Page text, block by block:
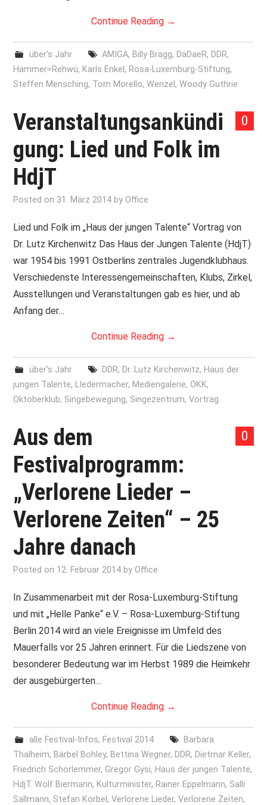
Continue Reading →
über's Jahr AMIGA, Billy Bragg, DaDaeR, DDR,
Hammer=Rehwü, Karls Enkel, Rosa-Luxemburg-Stiftung,
Steffen Mensching, Tom Morello,Wenzel,Woody Guthrie
0
Veranstaltungsankündi
gung: Lied und Folk im
HdjT
Posted on 31. März 2014 byOffice
Lied und Folk im „Haus der jungen Talente“ Vortrag von
Dr. Lutz Kirchenwitz Das Haus der Jungen Talente (HdjT)
war 1954 bis 1991 Ostberlins zentrales Jugendklubhaus.
Verschiedenste Interessengemeinschaften, Klubs, Zirkel,
Ausstellungen und Veranstaltungen gab es hier, und ab
Anfang der…
Continue Reading →
über's Jahr DDR, Dr. Lutz Kirchenwitz, Haus der
jungen Talente, LIedermacher, Mediengalerie,OKK,
Oktoberklub, Singebewegung, Singezentrum,Vortrag
0
Aus dem
Festivalprogramm:
„Verlorene Lieder –
Verlorene Zeiten“ – 25
Jahre danach
Posted on 12. Februar 2014 byOffice
In Zusammenarbeit mit der Rosa-Luxemburg-Stiftung
und mit „Helle Panke“ e.V. – Rosa-Luxemburg-Stiftung
Berlin 2014 wird an viele Ereignisse im Umfeld des
Mauerfalls vor 25 Jahren erinnert. Für die Liedszene von
besonderer Bedeutung war im Herbst 1989 die Heimkehr
der ausgebürgerten…
Continue Reading →
alle Festival-Infos, Festival 2014
Barbara
Thalheim, Bärbel Bohley, Bettina Wegner, DDR, Dietmar Keller,
Friedrich Schorlemmer,Gregor Gysi, Haus der jungen Talente,
HdjT. Wolf Biermann, Kulturminister, Rainer Eppelmann, Salli
Sallmann, Stefan Körbel,Verlorene Lieder,Verlorene Zeiten,